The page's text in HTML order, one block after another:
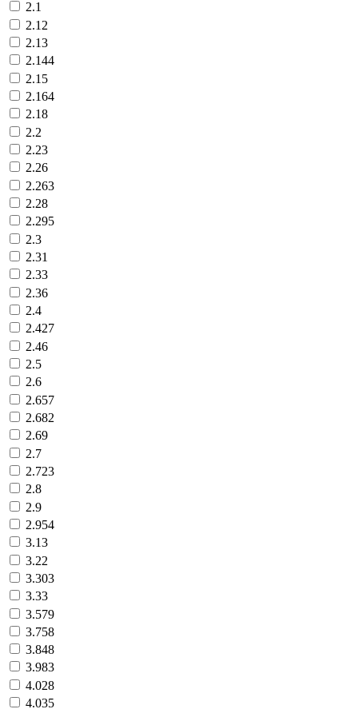
2.1
2.12
2.13
2.144
2.15
2.164
2.18
2.2
2.23
2.26
2.263
2.28
2.295
2.3
2.31
2.33
2.36
2.4
2.427
2.46
2.5
2.6
2.657
2.682
2.69
2.7
2.723
2.8
2.9
2.954
3.13
3.22
3.303
3.33
3.579
3.758
3.848
3.983
4.028
4.035